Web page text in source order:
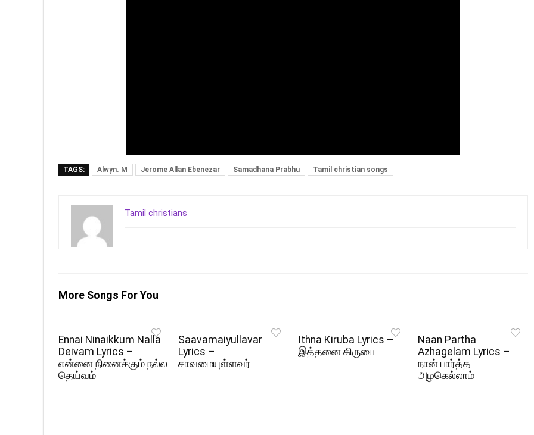
TAGS: Alwyn. M Jerome Allan Ebenezar Samadhana Prabhu Tamil christian songs
Tamil christians
More Songs For You
Ennai Ninaikkum Nalla
Deivam Lyrics –
என்னை நினைக்கும் நல்ல
தெய்வம்
Saavamaiyullavar
Lyrics –
சாவமையுள்ளவர்
Ithna Kiruba Lyrics –
இத்தனை கிருபை
Naan Partha
Azhagelam Lyrics –
நான் பார்த்த
அழகெல்லாம்